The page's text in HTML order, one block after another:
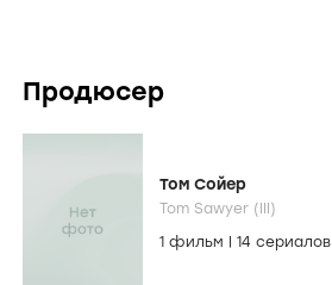
Продюсер
Том Сойер
Tom Sawyer (III)
1 фильм
14 сериалов